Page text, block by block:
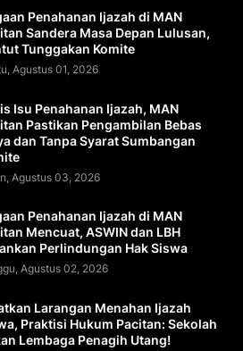
Penahanan Ijazah di MAN
Sandera Masa Depan Lulusan,
Tunggakan Komite
Agustus 01, 2026
Isu Penahanan Ijazah, MAN
Pastikan Pengambilan Bebas
dan Tanpa Syarat Sumbangan
Agustus 03, 2026
Penahanan Ijazah di MAN
Mencuat, ASWIN dan LBH
Perlindungan Hak Siswa
Agustus 02, 2026
Larangan Menahan Ijazah
Praktisi Hukum Pacitan: Sekolah
Lembaga Penagih Utang!